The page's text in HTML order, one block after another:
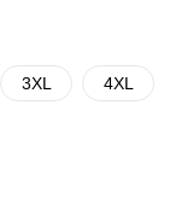
3XL 4XL